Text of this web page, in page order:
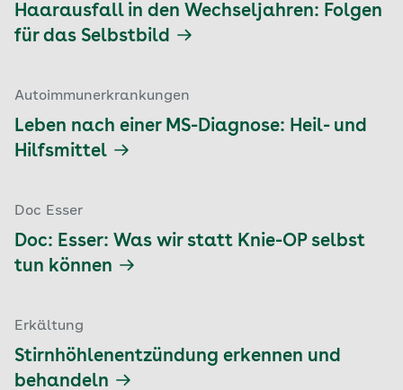
Haarausfall in den Wechseljahren: Folgen
für das Selbstbild
Autoimmunerkrankungen
Leben nach einer MS-Diagnose: Heil- und
Hilfsmittel
Doc Esser
Doc: Esser: Was wir statt Knie-OP selbst
tun können
Erkältung
Stirnhöhlenentzündung erkennen und
behandeln